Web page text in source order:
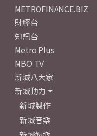
METROFINANCE.BIZ
財經台
知訊台
Metro Plus
MBO TV
新城八大家
新城動力
新城製作
新城音樂